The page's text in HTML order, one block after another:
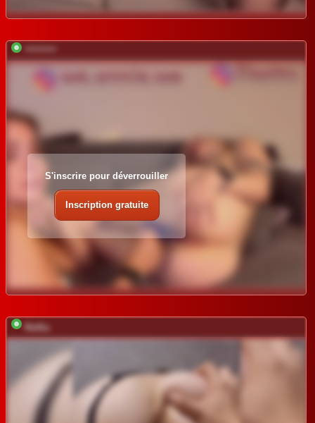
S'inscrire pour déverrouiller
Inscription gratuite
Relfia